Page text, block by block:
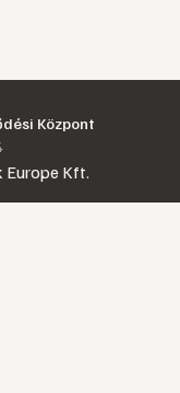
Központ
Europe Kft.